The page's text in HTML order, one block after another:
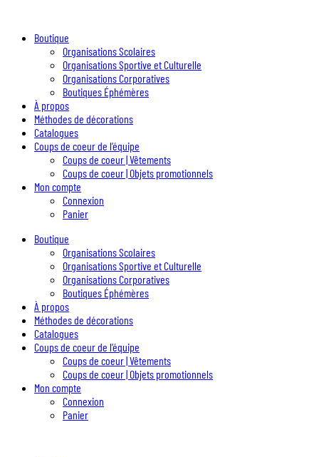
Boutique
Organisations Scolaires
Organisations Sportive et Culturelle
Organisations Corporatives
Boutiques Éphémères
À propos
Méthodes de décorations
Catalogues
Coups de coeur de l’équipe
Coups de coeur | Vêtements
Coups de coeur | Objets promotionnels
Mon compte
Connexion
Panier
Boutique
Organisations Scolaires
Organisations Sportive et Culturelle
Organisations Corporatives
Boutiques Éphémères
À propos
Méthodes de décorations
Catalogues
Coups de coeur de l’équipe
Coups de coeur | Vêtements
Coups de coeur | Objets promotionnels
Mon compte
Connexion
Panier